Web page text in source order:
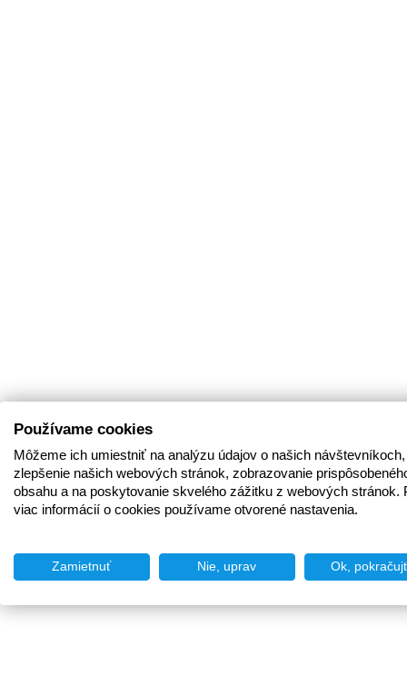
Používame cookies
Môžeme ich umiestniť na analýzu údajov o našich
zlepšenie našich webových stránok, zobrazovanie
obsahu a na poskytovanie skvelého zážitku z webových stránok.
viac informácií o cookies používame otvorené nastavenia.
Zamietnuť Nie, uprav Ok,